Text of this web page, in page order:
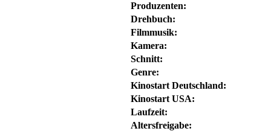
Produzenten:
Drehbuch:
Filmmusik:
Kamera:
Schnitt:
Genre:
Kinostart Deutschland:
Kinostart USA:
Laufzeit:
Altersfreigabe: